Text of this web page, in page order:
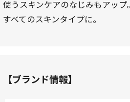
使うスキンケアのなじみもアップ。
すべてのスキンタイプに。
【ブランド情報】